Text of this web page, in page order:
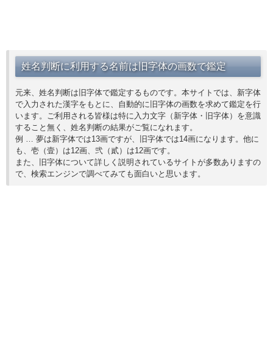
姓名判断に利用する名前は旧字体の画数で鑑定
元来、姓名判断は旧字体で鑑定するものです。本サイトでは、新字体
で入力された漢字をもとに、自動的に旧字体の画数を求めて鑑定を行
います。ご利用される皆様は特に入力文字（新字体・旧字体）を意識
すること無く、姓名判断の結果がご覧になれます。
例 … 夢は新字体では13画ですが、旧字体では14画になります。他に
も、壱（壹）は12画、弐（貳）は12画です。
また、旧字体について詳しく説明されているサイトが多数ありますの
で、検索エンジンで調べてみても面白いと思います。